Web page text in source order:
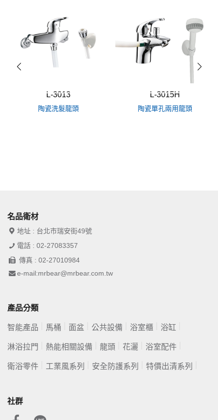
L-3013
陶瓷洗髮龍頭
L-3015H
陶瓷單孔兩用龍頭
名品衛材
地址 : 台北市瑞安街49號
電話 : 02-27083357
傳真 : 02-27010984
e-mail:mrbear@mrbear.com.tw
產品分類
智能產品 馬桶 面盆 公共設備 浴室櫃 浴缸
淋浴拉門 熱能相關設備 龍頭 花灑 浴室配件
衛浴零件 工業風系列 安全防護系列 特價出清系列
社群